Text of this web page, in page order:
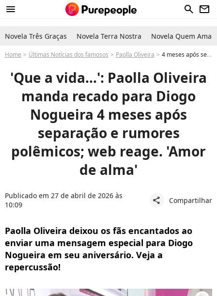
menu search newsletter
Novela Três Graças Novela Terra Nostra Novela Quem Ama
Home Últimas Notícias dos famosos Paolla Oliveira 4 meses após separação e rumores de traição, Paolla Oliveira manda recado para Diogo Nogueira e web reage: 'O amor quando é verdadeiro...'
'Que a vida...': Paolla Oliveira
manda recado para Diogo
Nogueira 4 meses após
separação e rumores
polêmicos; web reage. 'Amor
de alma'
Publicado em 27 de abril de 2026 às
10:09
share Compartilhar
Paolla Oliveira deixou os fãs encantados ao
enviar uma mensagem especial para Diogo
Nogueira em seu aniversário. Veja a
repercussão!